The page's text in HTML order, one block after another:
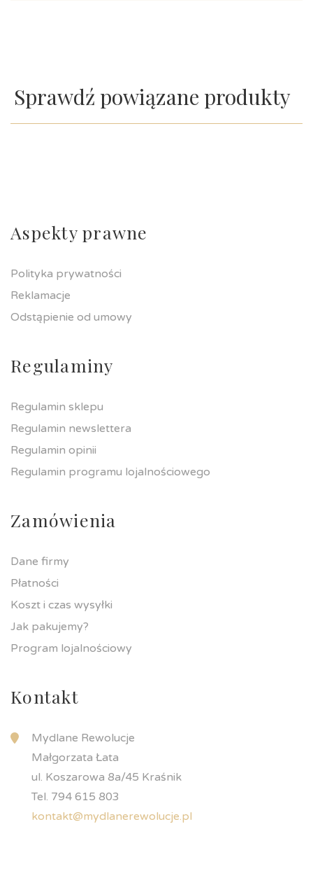
Sprawdź powiązane produkty
Aspekty prawne
Polityka prywatności
Reklamacje
Odstąpienie od umowy
Regulaminy
Regulamin sklepu
Regulamin newslettera
Regulamin opinii
Regulamin programu lojalnościowego
Zamówienia
Dane firmy
Płatności
Koszt i czas wysyłki
Jak pakujemy?
Program lojalnościowy
Kontakt
Mydlane Rewolucje
Małgorzata Łata
ul. Koszarowa 8a/45 Kraśnik
Tel. 794 615 803
kontakt@mydlanerewolucje.pl